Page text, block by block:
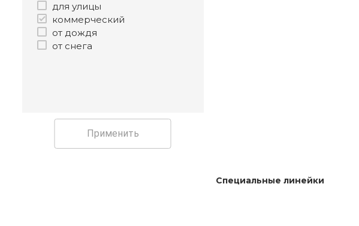
для улицы
коммерческий
от дождя
от снега
Применить
Специальные линейки